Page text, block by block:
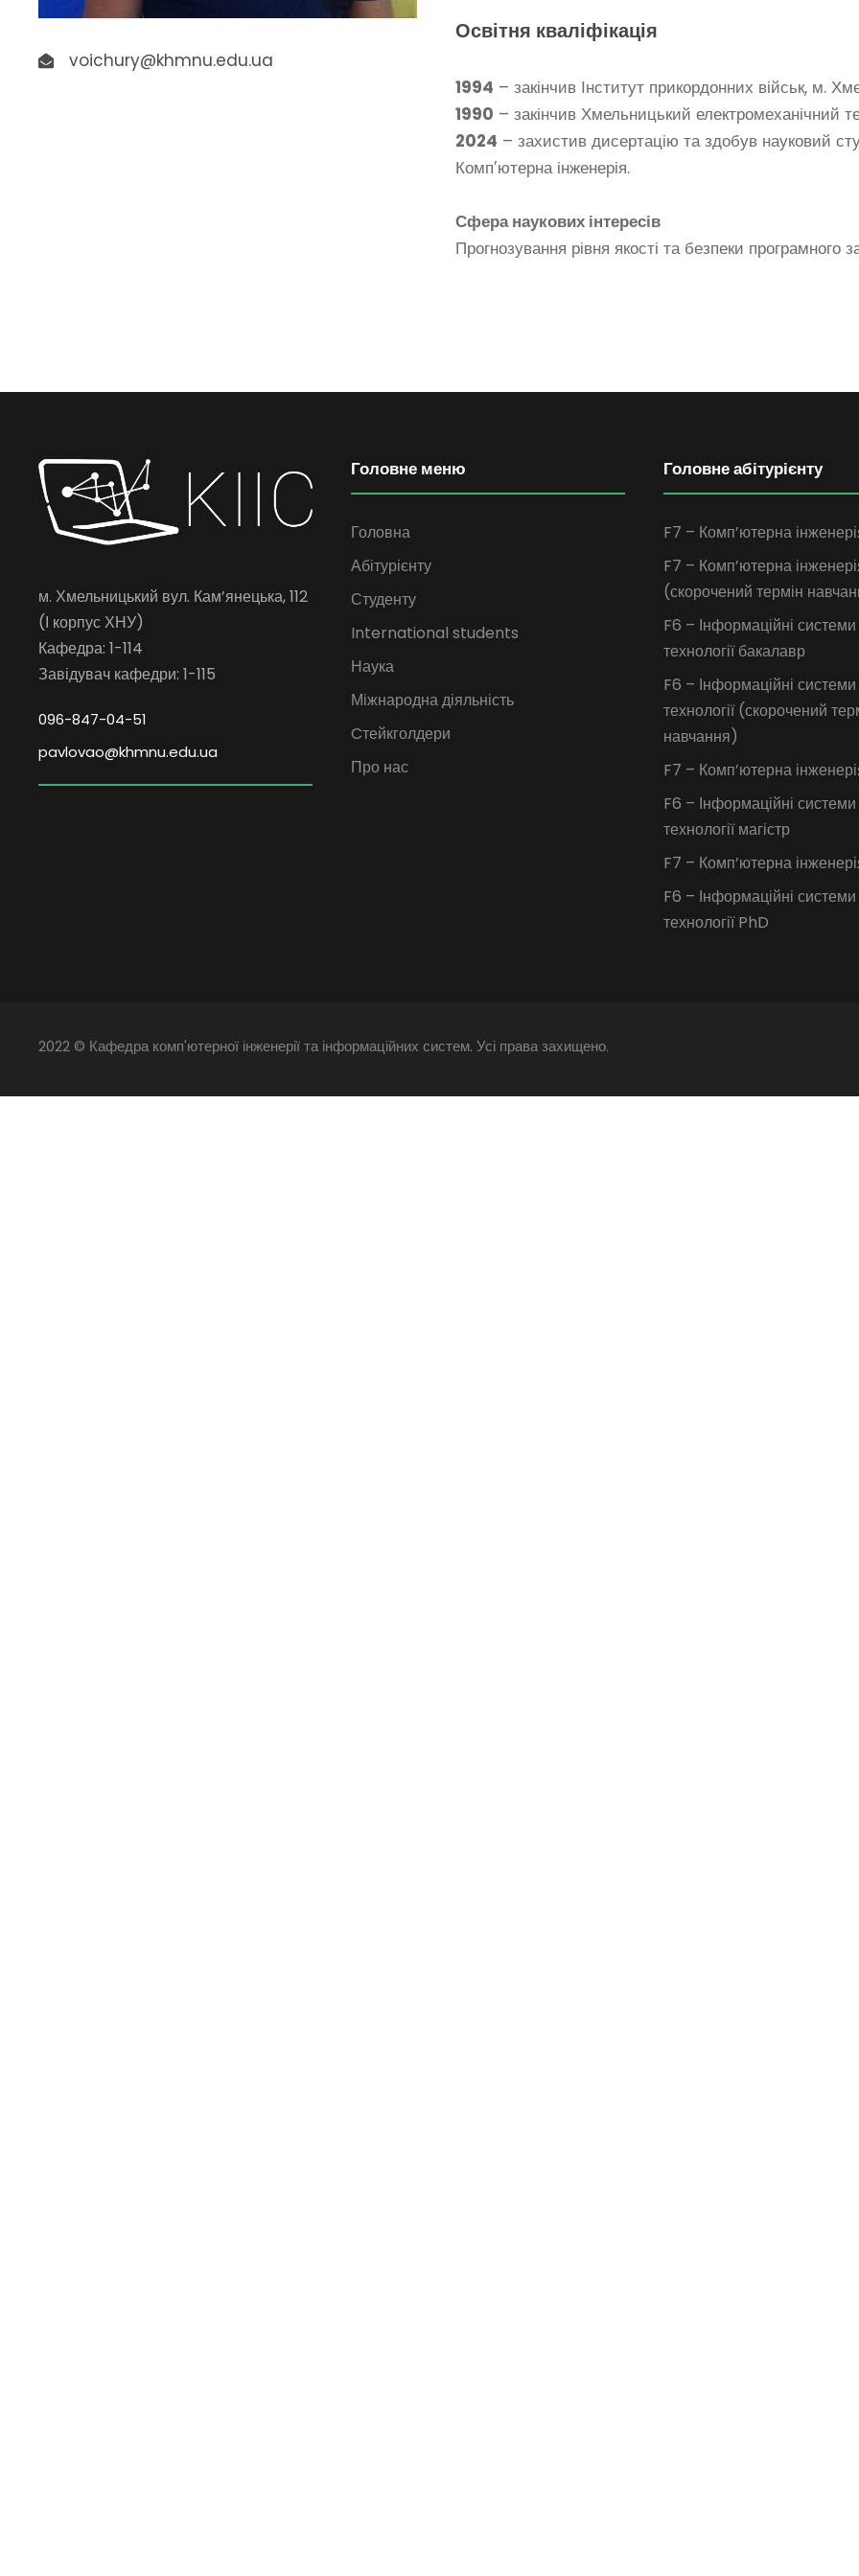
voichury@khmnu.edu.ua
Освітня кваліфікація
1994 – закінчив Інститут прикордонних військ, м.
1990 – закінчив Хмельницький електромеханічний
2024 – захистив дисертацію та здобув науковий
Комп’ютерна інженерія.
Сфера наукових інтересів
Прогнозування рівня якості та безпеки програмного
м. Хмельницький вул. Кам’янецька, 112
(І корпус ХНУ)
Кафедра: 1-114
Завідувач кафедри: 1-115
096-847-04-51
pavlovao@khmnu.edu.ua
Головне меню
Головна
Абітурієнту
Студенту
International students
Наука
Міжнародна діяльність
Cтейкголдери
Про нас
Головне абітурієнту
F7 – Комп’ютерна
F7 – Комп’ютерна
(скорочений термін
F6 – Інформаційні
технології бакалавр
F6 – Інформаційні
технології (скорочений
навчання)
F7 – Комп’ютерна
F6 – Інформаційні
технології магістр
F7 – Комп’ютерна
F6 – Інформаційні
технології PhD
2022 © Кафедра комп'ютерної інженерії та інформаційних систем. Усі права захищено.